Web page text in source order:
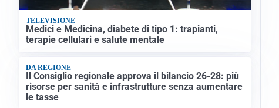
TELEVISIONE
Medici e Medicina, diabete di tipo 1: trapianti,
terapie cellulari e salute mentale
DA REGIONE
Il Consiglio regionale approva il bilancio 26-28: più
risorse per sanità e infrastrutture senza aumentare
le tasse